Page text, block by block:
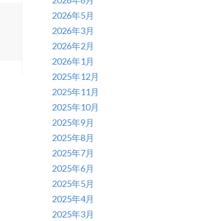
2026年5月
2026年3月
2026年2月
2026年1月
2025年12月
2025年11月
2025年10月
2025年9月
2025年8月
2025年7月
2025年6月
2025年5月
2025年4月
2025年3月